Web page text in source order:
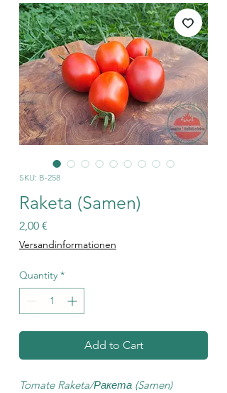
SKU: B-258
Raketa (Samen)
2,00 €
Versandinformationen
Quantity *
Add to Cart
Tomate Raketa/Ракета (Samen)